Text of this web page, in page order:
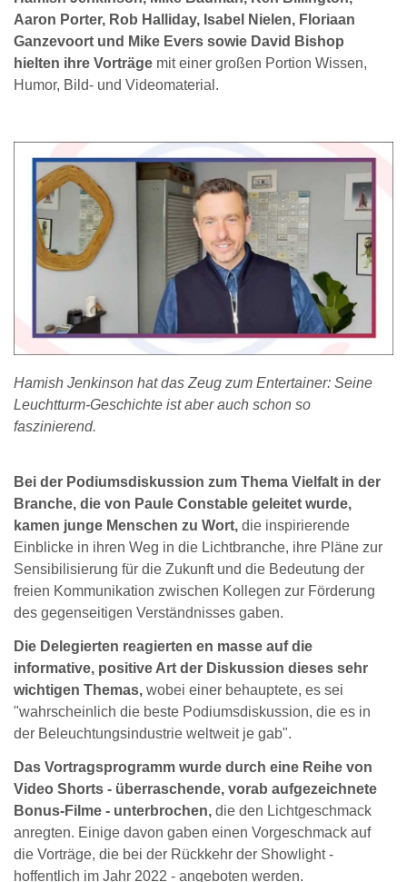
Aaron Porter, Rob Halliday, Isabel Nielen, Floriaan
Ganzevoort und Mike Evers sowie David Bishop
hielten ihre Vorträge mit einer großen Portion Wissen,
Humor, Bild- und Videomaterial.
Hamish Jenkinson hat das Zeug zum Entertainer: Seine
Leuchtturm-Geschichte ist aber auch schon so
faszinierend.
Bei der Podiumsdiskussion zum Thema Vielfalt in der
Branche, die von Paule Constable geleitet wurde,
kamen junge Menschen zu Wort, die inspirierende
Einblicke in ihren Weg in die Lichtbranche, ihre Pläne zur
Sensibilisierung für die Zukunft und die Bedeutung der
freien Kommunikation zwischen Kollegen zur Förderung
des gegenseitigen Verständnisses gaben.
Die Delegierten reagierten en masse auf die
informative, positive Art der Diskussion dieses sehr
wichtigen Themas, wobei einer behauptete, es sei
"wahrscheinlich die beste Podiumsdiskussion, die es in
der Beleuchtungsindustrie weltweit je gab".
Das Vortragsprogramm wurde durch eine Reihe von
Video Shorts - überraschende, vorab aufgezeichnete
Bonus-Filme - unterbrochen, die den Lichtgeschmack
anregten. Einige davon gaben einen Vorgeschmack auf
die Vorträge, die bei der Rückkehr der Showlight -
hoffentlich im Jahr 2022 - angeboten werden.